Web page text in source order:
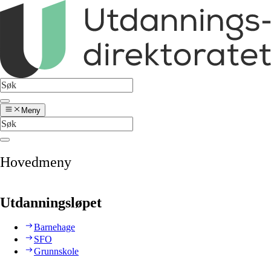
Meny
Hovedmeny
Utdanningsløpet
Barnehage
SFO
Grunnskole